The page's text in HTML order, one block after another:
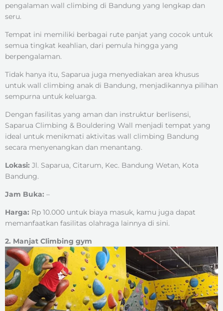
pengalaman wall climbing di Bandung yang lengkap dan
seru.
Tempat ini memiliki berbagai rute panjat yang cocok untuk
semua tingkat keahlian, dari pemula hingga yang
berpengalaman.
Tidak hanya itu, Saparua juga menyediakan area khusus
untuk wall climbing anak di Bandung, menjadikannya pilihan
sempurna untuk keluarga.
Dengan fasilitas yang aman dan instruktur berlisensi,
Saparua Climbing & Bouldering Wall menjadi tempat yang
ideal untuk menikmati aktivitas wall climbing Bandung
secara menyenangkan dan menantang.
Lokasi: Jl. Saparua, Citarum, Kec. Bandung Wetan, Kota
Bandung.
Jam Buka: –
Harga: Rp 10.000 untuk biaya masuk, kamu juga dapat
memanfaatkan fasilitas olahraga lainnya di sini.
2. Manjat Climbing gym